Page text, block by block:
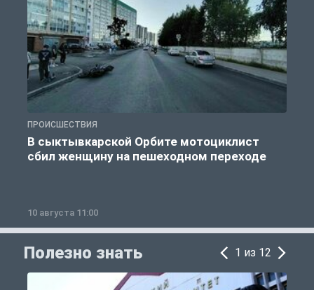
ПРОИСШЕСТВИЯ
В сыктывкарской Орбите мотоциклист
сбил женщину на пешеходном переходе
10 августа 11:00
Полезно знать 1 из 12